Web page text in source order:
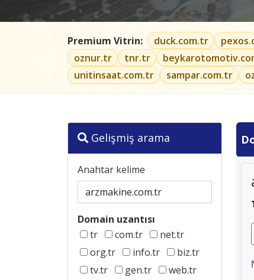
Premium Vitrin: duck.com.tr
oznur.tr
tnr.tr
unitinsaat.com.tr
sampar.com.tr
Gelişmiş arama
Anahtar kelime
Domain uzantısı
tr
com.tr
net.tr
org.tr
info.tr
biz.tr
tv.tr
gen.tr
web.tr